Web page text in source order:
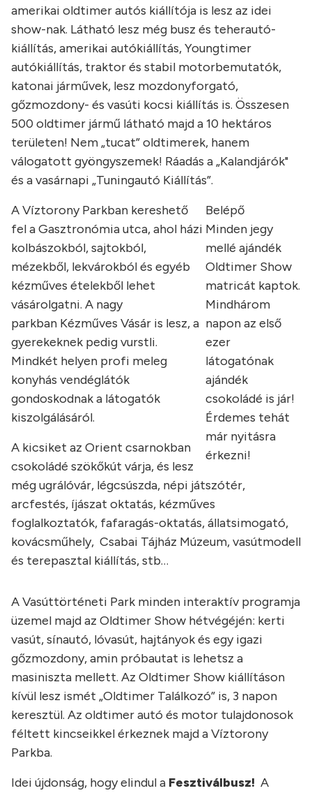
amerikai oldtimer autós kiállítója is lesz az idei
show-nak. Látható lesz még busz és teherautó-
kiállítás, amerikai autókiállítás, Youngtimer
autókiállítás, traktor és stabil motorbemutatók,
katonai járművek, lesz mozdonyforgató,
gőzmozdony- és vasúti kocsi kiállítás is. Összesen
500 oldtimer jármű látható majd a 10 hektáros
területen! Nem „tucat” oldtimerek, hanem
válogatott gyöngyszemek! Ráadás a „Kalandjárók"
és a vasárnapi „Tuningautó Kiállítás”.
Belépő
Minden jegy
mellé ajándék
Oldtimer Show
matricát kaptok.
Mindhárom
napon az első
ezer
látogatónak
ajándék
csokoládé is jár!
Érdemes tehát
már nyitásra
érkezni!
A Víztorony Parkban kereshető
fel a Gasztronómia utca, ahol házi
kolbászokból, sajtokból,
mézekből, lekvárokból és egyéb
kézműves ételekből lehet
vásárolgatni. A nagy
parkban Kézműves Vásár is lesz, a
gyerekeknek pedig vurstli.
Mindkét helyen profi meleg
konyhás vendéglátók
gondoskodnak a látogatók
kiszolgálásáról.
A kicsiket az Orient csarnokban
csokoládé szökőkút várja, és lesz
még ugrálóvár, légcsúszda, népi játszótér,
arcfestés, íjászat oktatás, kézműves
foglalkoztatók, fafaragás-oktatás, állatsimogató,
kovácsműhely, Csabai Tájház Múzeum, vasútmodell
és terepasztal kiállítás, stb…
A Vasúttörténeti Park minden interaktív programja
üzemel majd az Oldtimer Show hétvégéjén: kerti
vasút, sínautó, lóvasút, hajtányok és egy igazi
gőzmozdony, amin próbautat is lehetsz a
masiniszta mellett. Az Oldtimer Show kiállításon
kívül lesz ismét „Oldtimer Találkozó” is, 3 napon
keresztül. Az oldtimer autó és motor tulajdonosok
féltett kincseikkel érkeznek majd a Víztorony
Parkba.
Idei újdonság, hogy elindul a Fesztiválbusz! A